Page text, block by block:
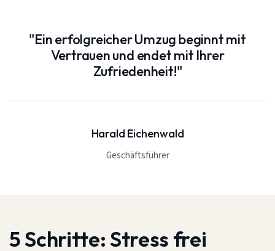
"Ein erfolgreicher Umzug beginnt mit
Vertrauen und endet mit Ihrer
Zufriedenheit!"
Harald Eichenwald
Geschäftsführer
5 Schritte:Stress frei